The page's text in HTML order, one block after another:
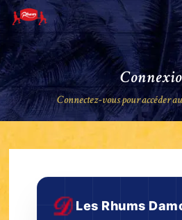
Skip
main
content
Connectez-vous pour accéder
Les Rhums